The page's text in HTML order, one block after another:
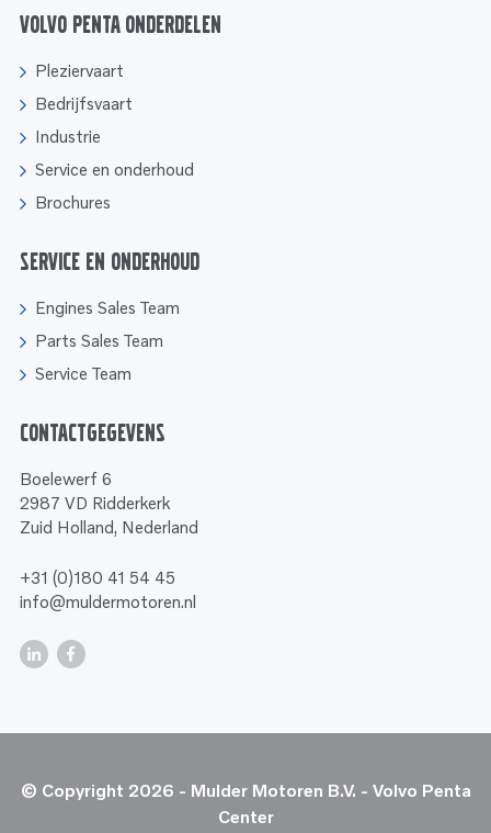
Volvo Penta onderdelen
Pleziervaart
Bedrijfsvaart
Industrie
Service en onderhoud
Brochures
Service en onderhoud
Engines Sales Team
Parts Sales Team
Service Team
Contactgegevens
Boelewerf 6
2987 VD Ridderkerk
Zuid Holland, Nederland
+31 (0)180 41 54 45
info@muldermotoren.nl
© Copyright 2026 - Mulder Motoren B.V. - Volvo Penta
Center